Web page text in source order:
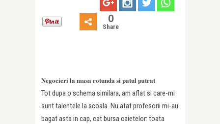
0
Share
Negocieri la masa rotunda si patul patrat
Tot dupa o schema similara, am aflat si care-mi
sunt talentele la scoala. Nu atat profesorii mi-au
bagat asta in cap, cat bursa caietelor: toata